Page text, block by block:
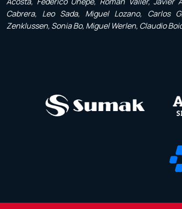
Cabrera, Leo Sada, Miguel Lozano, Carlos
Zenklussen, Sonia Bo, Miguel Werlen, Claudio